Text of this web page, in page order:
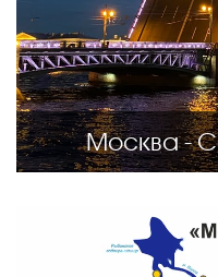
Москва -